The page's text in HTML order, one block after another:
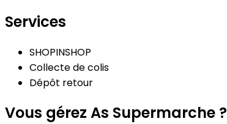
Services
SHOPINSHOP
Collecte de colis
Dépôt retour
Vous gérez As Supermarche ?